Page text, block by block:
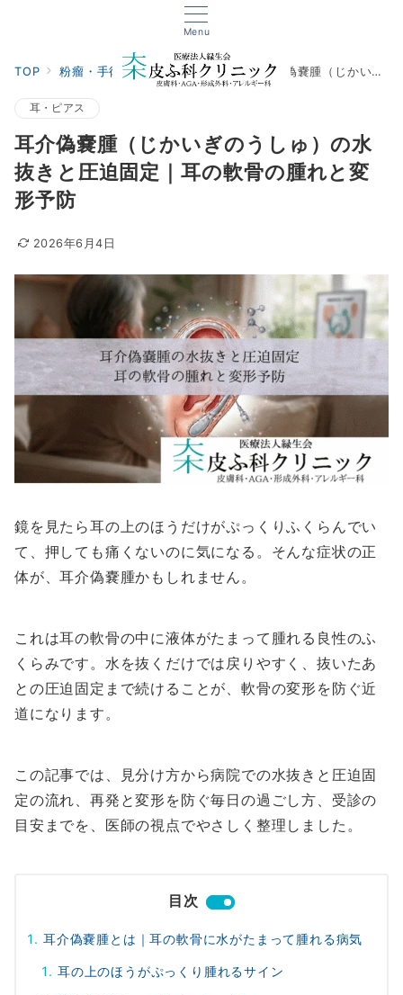
Menu
TOP 粉瘤・手術・外傷 耳・ピアス 耳介偽嚢腫（じかいぎのうしゅ）の水抜きと圧迫固定｜耳の軟骨の腫れと変形予防
耳・ピアス
耳介偽嚢腫（じかいぎのうしゅ）の水
抜きと圧迫固定｜耳の軟骨の腫れと変
形予防
2026年6月4日
鏡を見たら耳の上のほうだけがぷっくりふくらんでい
て、押しても痛くないのに気になる。そんな症状の正
体が、耳介偽嚢腫かもしれません。
これは耳の軟骨の中に液体がたまって腫れる良性のふ
くらみです。水を抜くだけでは戻りやすく、抜いたあ
との圧迫固定まで続けることが、軟骨の変形を防ぐ近
道になります。
この記事では、見分け方から病院での水抜きと圧迫固
定の流れ、再発と変形を防ぐ毎日の過ごし方、受診の
目安までを、医師の視点でやさしく整理しました。
目次
耳介偽嚢腫とは｜耳の軟骨に水がたまって腫れる病気
耳の上のほうがぷっくり腫れるサイン